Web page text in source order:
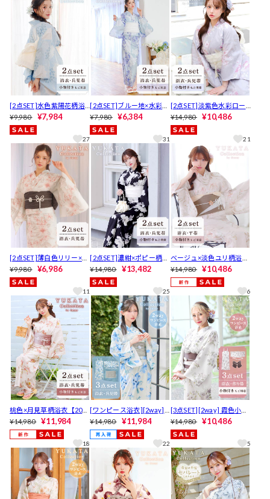
[2点SET]水色紫陽花柄浴
衣【2026年新作/YUKATA
by dazzy】
¥9,980 ¥7,984
27
[2点SET]ブルー地×水彩ロ
ーズ柄浴衣【2026年新作/
YUKATA by dazzy】
¥7,980 ¥6,384
31
[2点SET]淡紫色水彩ロー
ズ柄浴衣【2026年新作/Y
UKATA by dazzy】
¥14,980 ¥10,486
21
[2点SET]薄白色リリー×花
柄浴衣【2026年新作/YUK
ATA by dazzy】
¥9,980 ¥6,986
11
[2点SET]濃紺×ポピー柄浴
衣【2026年新作/YUKATA
by dazzy】
¥14,980 ¥13,482
25
ベージュ×淡色ユリ柄浴衣
【2026年新作/YUKATA by
dazzy】
¥14,980 ¥10,486
6
桃色×月見草柄浴衣【2026
年新作/YUKATA by dazz
y】
¥14,980 ¥11,984
18
[ワンピース浴衣][2way]
白地×淡青クチナシ柄浴衣
【2026年新作/YUKATA by
dazzy】
¥14,980 ¥11,984
22
[3点SET][2way] 霞色小花
柄浴衣【2026年新作/YUK
ATA by dazzy】
¥14,980 ¥10,486
5